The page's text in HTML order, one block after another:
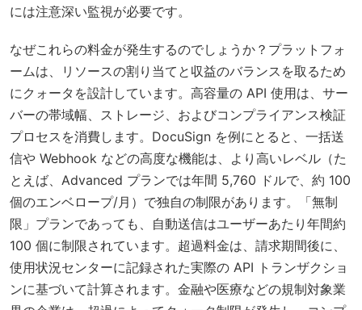
には注意深い監視が必要です。
なぜこれらの料金が発生するのでしょうか？プラットフォ
ームは、リソースの割り当てと収益のバランスを取るため
にクォータを設計しています。高容量の API 使用は、サー
バーの帯域幅、ストレージ、およびコンプライアンス検証
プロセスを消費します。DocuSign を例にとると、一括送
信や Webhook などの高度な機能は、より高いレベル（た
とえば、Advanced プランでは年間 5,760 ドルで、約 100
個のエンベロープ/月）で独自の制限があります。「無制
限」プランであっても、自動送信はユーザーあたり年間約
100 個に制限されています。超過料金は、請求期間後に、
使用状況センターに記録された実際の API トランザクショ
ンに基づいて計算されます。金融や医療などの規制対象業